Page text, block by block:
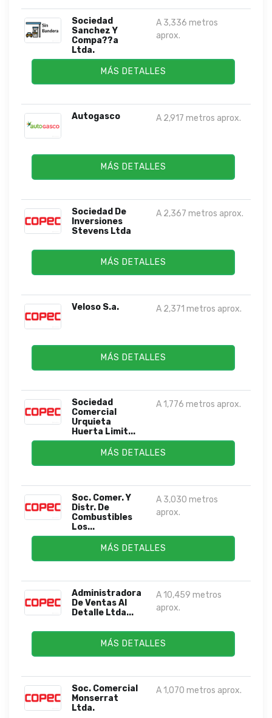
Sociedad
Sanchez Y
Compa??a
Ltda.
A 3,336 metros
aprox.
MÁS DETALLES
Autogasco A 2,917 metros aprox.
MÁS DETALLES
Sociedad De
Inversiones
Stevens Ltda
A 2,367 metros aprox.
MÁS DETALLES
Veloso S.a. A 2,371 metros aprox.
MÁS DETALLES
Sociedad
Comercial
Urquieta
Huerta Limit...
A 1,776 metros aprox.
MÁS DETALLES
Soc. Comer. Y
Distr. De
Combustibles
Los...
A 3,030 metros
aprox.
MÁS DETALLES
Administradora
De Ventas Al
Detalle Ltda...
A 10,459 metros
aprox.
MÁS DETALLES
Soc. Comercial
Monserrat
Ltda.
A 1,070 metros aprox.